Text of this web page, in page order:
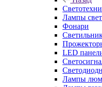
Лампы
Фонари
LED
Лампы